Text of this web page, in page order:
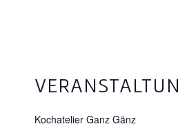
Kochatelier Ganz Gänz